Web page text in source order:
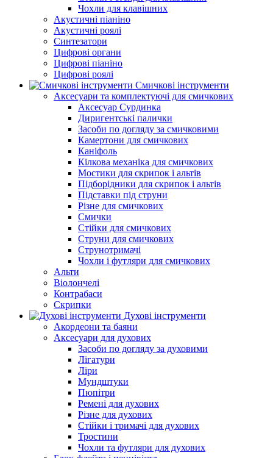
Чохли для клавішних
Акустичні піаніно
Акустичні роялі
Синтезатори
Цифрові органи
Цифрові піаніно
Цифрові роялі
Смичкові інструменти
Аксесуари та комплектуючі для смичкових
Аксесуар Сурдинка
Диригентські палички
Засоби по догляду за смичковими
Камертони для смичкових
Каніфоль
Кілкова механіка для смичкових
Мостики для скрипок і альтів
Підборiдники для скрипок і альтів
Підставки під струни
Різне для смичкових
Смички
Стійки для смичкових
Струни для смичкових
Струнотримачі
Чохли і футляри для смичкових
Альти
Віолончелі
Контрабаси
Скрипки
Духові інструменти
Акордеони та баяни
Аксесуари для духових
Засоби по догляду за духовими
Лігатури
Ліри
Мундштуки
Пюпітри
Ремені для духових
Різне для духових
Стійки і тримачі для духових
Тростини
Чохли та футляри для духових